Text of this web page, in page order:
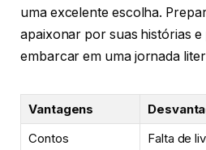
uma excelente escolha.
apaixonar por suas histórias e
embarcar em uma jornada
Vantagens
Contos
Falta de